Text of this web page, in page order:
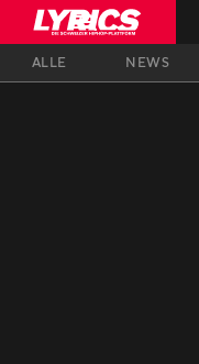
ALLE NEWS